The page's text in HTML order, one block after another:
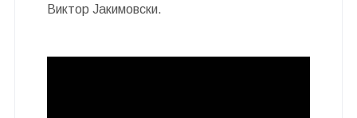
Виктор Јакимовски.